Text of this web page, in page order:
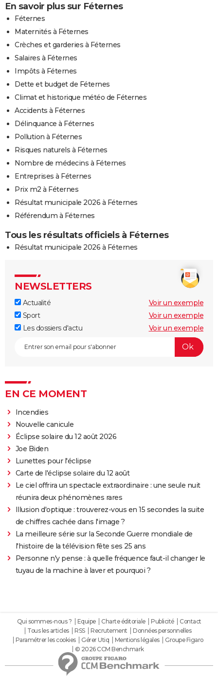
En savoir plus sur Féternes
Féternes
Maternités à Féternes
Crèches et garderies à Féternes
Salaires à Féternes
Impôts à Féternes
Dette et budget de Féternes
Climat et historique météo de Féternes
Accidents à Féternes
Délinquance à Féternes
Pollution à Féternes
Risques naturels à Féternes
Nombre de médecins à Féternes
Entreprises à Féternes
Prix m2 à Féternes
Résultat municipale 2026 à Féternes
Référendum à Féternes
Tous les résultats officiels à Féternes
Résultat municipale 2026 à Féternes
NEWSLETTERS
Actualité
Voir un exemple
Sport
Voir un exemple
Les dossiers d'actu
Voir un exemple
EN CE MOMENT
Incendies
Nouvelle canicule
Éclipse solaire du 12 août 2026
Joe Biden
Lunettes pour l'éclipse
Carte de l'éclipse solaire du 12 août
Le ciel offrira un spectacle extraordinaire : une seule nuit
réunira deux phénomènes rares
Illusion d'optique : trouverez-vous en 15 secondes la suite
de chiffres cachée dans l'image ?
La meilleure série sur la Seconde Guerre mondiale de
l'histoire de la télévision fête ses 25 ans
Personne n'y pense : à quelle fréquence faut-il changer le
tuyau de la machine à laver et pourquoi ?
Qui sommes-nous ? Equipe Charte éditoriale Publicité
Contact
Tous les articles
RSS Recrutement
Données personnelles
Paramétrer les cookies
Gérer Utiq Mentions légales
Groupe Figaro
© 2026 CCM Benchmark